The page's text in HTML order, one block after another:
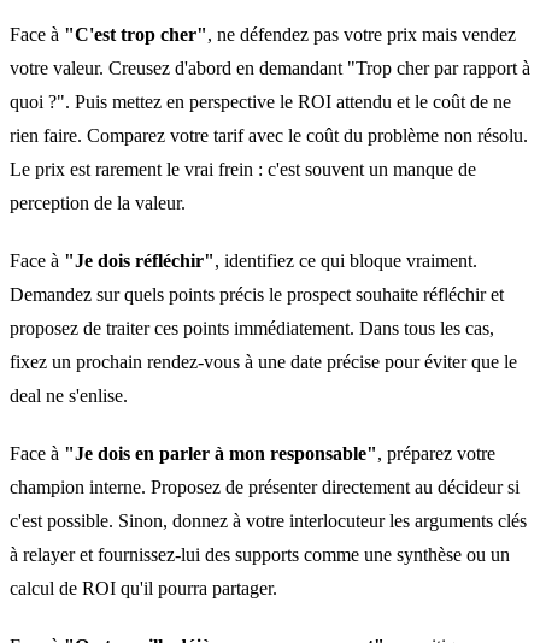
Face à "C'est trop cher", ne défendez pas votre prix mais vendez
votre valeur. Creusez d'abord en demandant "Trop cher par rapport à
quoi ?". Puis mettez en perspective le ROI attendu et le coût de ne
rien faire. Comparez votre tarif avec le coût du problème non résolu.
Le prix est rarement le vrai frein : c'est souvent un manque de
perception de la valeur.
Face à "Je dois réfléchir", identifiez ce qui bloque vraiment.
Demandez sur quels points précis le prospect souhaite réfléchir et
proposez de traiter ces points immédiatement. Dans tous les cas,
fixez un prochain rendez-vous à une date précise pour éviter que le
deal ne s'enlise.
Face à "Je dois en parler à mon responsable", préparez votre
champion interne. Proposez de présenter directement au décideur si
c'est possible. Sinon, donnez à votre interlocuteur les arguments clés
à relayer et fournissez-lui des supports comme une synthèse ou un
calcul de ROI qu'il pourra partager.